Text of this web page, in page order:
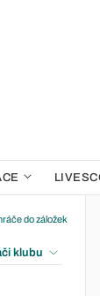
do záložek
klubu